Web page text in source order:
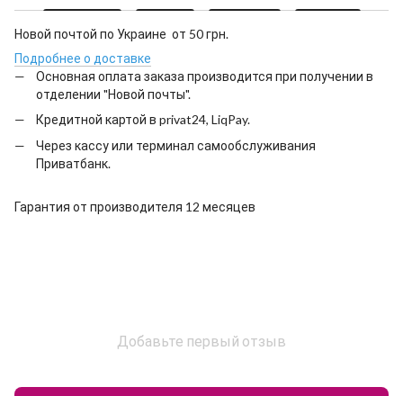
Новой почтой по Украине от 50 грн.
Подробнее о доставке
Основная оплата заказа производится при получении в
отделении "Новой почты".
Кредитной картой в privat24, LiqPay.
Через кассу или терминал самообслуживания
Приватбанк.
Гарантия от производителя 12 месяцев
Добавьте первый отзыв